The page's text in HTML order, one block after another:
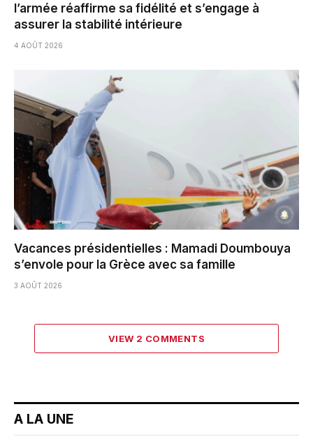
l’armée réaffirme sa fidélité et s’engage à
assurer la stabilité intérieure
4 AOÛT 2026
Vacances présidentielles : Mamadi Doumbouya
s’envole pour la Grèce avec sa famille
3 AOÛT 2026
VIEW 2 COMMENTS
A LA UNE